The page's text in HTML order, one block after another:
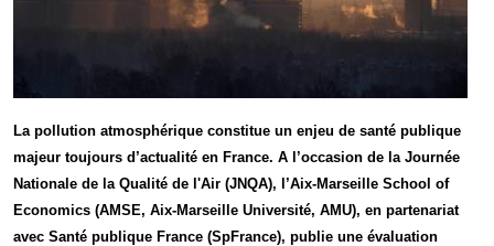
La pollution atmosphérique constitue un enjeu de santé publique
majeur toujours d’actualité en France. A l’occasion de la Journée
Nationale de la Qualité de l'Air (JNQA), l’Aix-Marseille School of
Economics (AMSE, Aix-Marseille Université, AMU), en partenariat
avec Santé publique France (SpFrance), publie une évaluation